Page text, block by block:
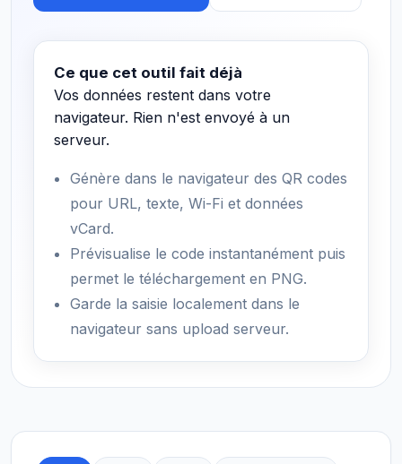
Ce que cet outil fait déjà
Vos données restent dans votre
navigateur. Rien n'est envoyé à un
serveur.
Génère dans le navigateur des QR codes
pour URL, texte, Wi-Fi et données
vCard.
Prévisualise le code instantanément puis
permet le téléchargement en PNG.
Garde la saisie localement dans le
navigateur sans upload serveur.